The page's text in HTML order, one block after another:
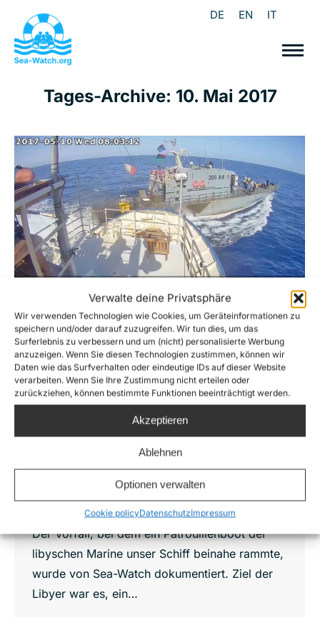
Verwalte deine Privatsphäre
Wir verwenden Technologien wie Cookies, um Geräteinformationen zu
speichern und/oder darauf zuzugreifen. Wir tun dies, um das
Surferlebnis zu verbessern und um (nicht) personalisierte Werbung
anzuzeigen. Wenn Sie diesen Technologien zustimmen, können wir
Daten wie das Surfverhalten oder eindeutige IDs auf dieser Website
verarbeiten. Wenn Sie Ihre Zustimmung nicht erteilen oder
zurückziehen, können bestimmte Funktionen beeinträchtigt werden.
Akzeptieren
Ablehnen
Optionen verwalten
Cookie policyDatenschutzImpressum
DE EN IT
Tages-Archive: 10. Mai 2017
Libysche Marine bringt bei illegaler
Rückführungsaktion Sea-Watch Crew
und Flüchtende in akute Lebensgefahr
Libyan Coast Guard,News ,Sea-Watch 2
VonJoshua Krüger 10. Mai 2017
Die von der EU finanzierte Libysche
Küstenwache hat während einer see- und
völkerrechtswidrigen Rückführungsaktion am
Vormittag des 10.05.2017 die Crew der Sea-
Watch 2, sowie mehrere Hundert Flüchtende
auf einem Holzboot in Lebensgefahr gebracht.
Der Vorfall, bei dem ein Patrouillenboot der
libyschen Marine unser Schiff beinahe rammte,
wurde von Sea-Watch dokumentiert. Ziel der
Libyer war es, ein…